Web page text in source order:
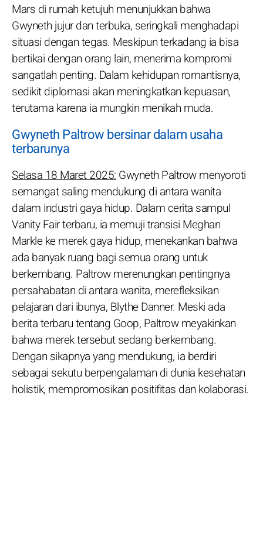
Mars di rumah ketujuh menunjukkan bahwa
Gwyneth jujur dan terbuka, seringkali menghadapi
situasi dengan tegas. Meskipun terkadang ia bisa
bertikai dengan orang lain, menerima kompromi
sangatlah penting. Dalam kehidupan romantisnya,
sedikit diplomasi akan meningkatkan kepuasan,
terutama karena ia mungkin menikah muda.
Gwyneth Paltrow bersinar dalam usaha
terbarunya
Selasa 18 Maret 2025: Gwyneth Paltrow menyoroti
semangat saling mendukung di antara wanita
dalam industri gaya hidup. Dalam cerita sampul
Vanity Fair terbaru, ia memuji transisi Meghan
Markle ke merek gaya hidup, menekankan bahwa
ada banyak ruang bagi semua orang untuk
berkembang. Paltrow merenungkan pentingnya
persahabatan di antara wanita, merefleksikan
pelajaran dari ibunya, Blythe Danner. Meski ada
berita terbaru tentang Goop, Paltrow meyakinkan
bahwa merek tersebut sedang berkembang.
Dengan sikapnya yang mendukung, ia berdiri
sebagai sekutu berpengalaman di dunia kesehatan
holistik, mempromosikan positifitas dan kolaborasi.